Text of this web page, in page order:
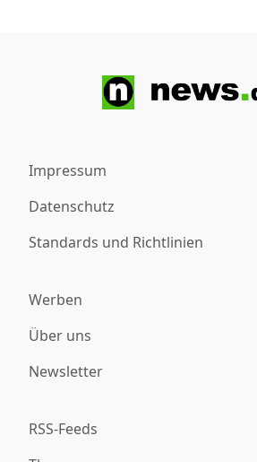
Impressum
Datenschutz
Standards und Richtlinien
Werben
Über uns
Newsletter
RSS-Feeds